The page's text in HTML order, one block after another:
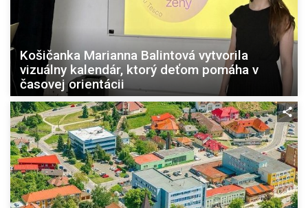
Košičanka Marianna Balintová vytvorila
vizuálny kalendár, ktorý deťom pomáha v
časovej orientácii